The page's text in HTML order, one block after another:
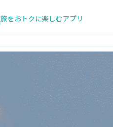
旅をおトクに楽しむアプリ